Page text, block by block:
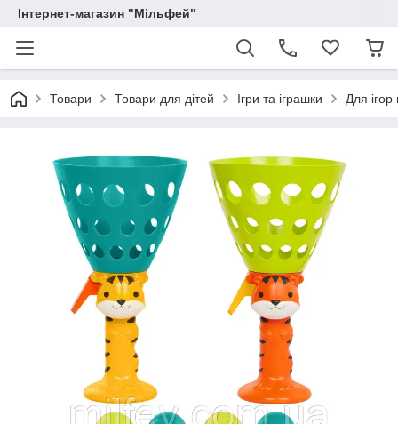
Інтернет-магазин "Мільфей"
Товари Товари для дітей Ігри та іграшки Для ігор